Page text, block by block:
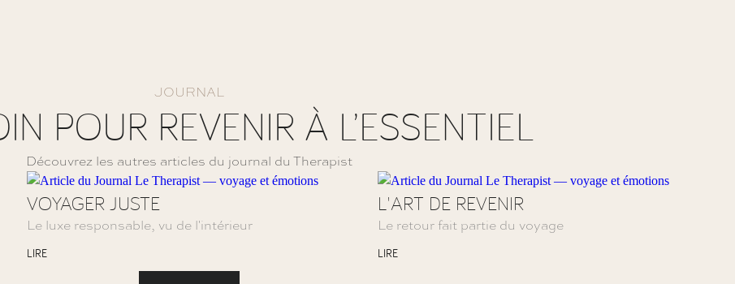
JOURNAL
POUR REVENIR À L’ESSENTIEL
Découvrez les autres articles du journal du Therapist
VOYAGER JUSTE
Le luxe responsable, vu de l'intérieur
LIRE
L'ART DE REVENIR
Le retour fait partie du voyage
LIRE